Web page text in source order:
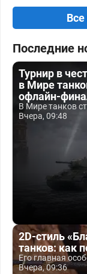
Последние
Турнир в
в Мире
офлайн-
В Мире танков
Вчера, 09:48
2D-стиль
танков: как
Его главная
Вчера, 09:36